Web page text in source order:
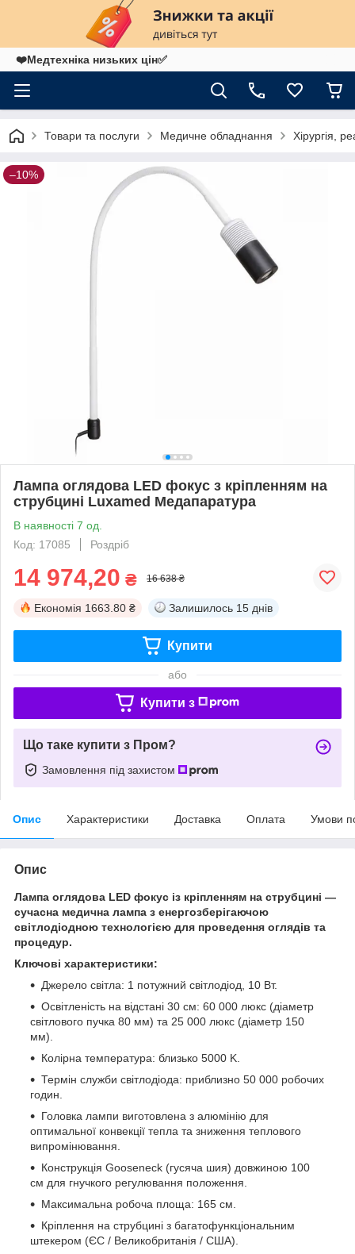
❤️Медтехніка низьких цін✅
Товари та послуги Медичне обладнання Хірургія,
–10%
Лампа оглядова LED фокус з кріпленням на
струбцині Luxamed Медапаратура
В наявності 7 од.
Код: 17085
Роздріб
14 974,20 ₴ 16 638 ₴
Економія 1663.80 ₴ Залишилось 15 днів
Купити
або
Купити з
Що таке купити з Пром?
Замовлення під захистом
Опис Характеристики Доставка Оплата Умови
Опис
Лампа оглядова LED фокус із кріпленням на струбцині —
сучасна медична лампа з енергозберігаючою
світлодіодною технологією для проведення оглядів та
процедур.
Ключові характеристики:
Джерело світла: 1 потужний світлодіод, 10 Вт.
Освітленість на відстані 30 см: 60 000 люкс (діаметр
світлового пучка 80 мм) та 25 000 люкс (діаметр 150
мм).
Колірна температура: близько 5000 K.
Термін служби світлодіода: приблизно 50 000 робочих
годин.
Головка лампи виготовлена з алюмінію для
оптимальної конвекції тепла та зниження теплового
випромінювання.
Конструкція Gooseneck (гусяча шия) довжиною 100
см для гнучкого регулювання положення.
Максимальна робоча площа: 165 см.
Кріплення на струбцині з багатофункціональним
штекером (ЄС / Великобританія / США).